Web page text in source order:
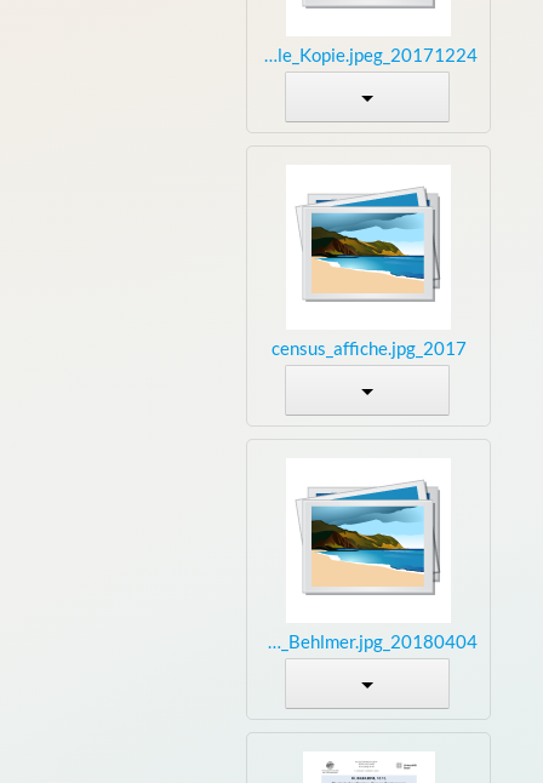
20171224_203807seule_Kopie.jpeg
2017_census_affiche.jpg
20180404_Vortrag_Behlmer.jpg